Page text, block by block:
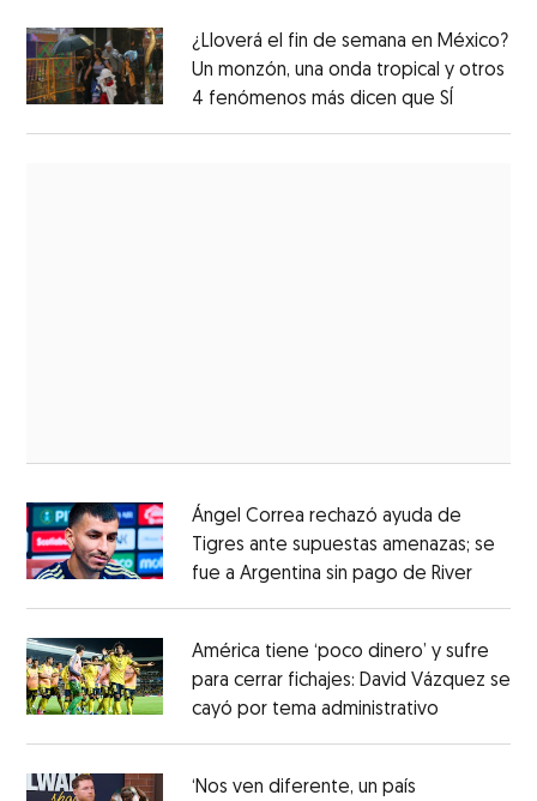
¿Lloverá el fin de semana en México?
Un monzón, una onda tropical y otros
4 fenómenos más dicen que SÍ
Ángel Correa rechazó ayuda de
Tigres ante supuestas amenazas; se
fue a Argentina sin pago de RiverOpens
América tiene ‘poco dinero’ y sufre
para cerrar fichajes: David Vázquez se
cayó por tema administrativo
‘Nos ven diferente, un país